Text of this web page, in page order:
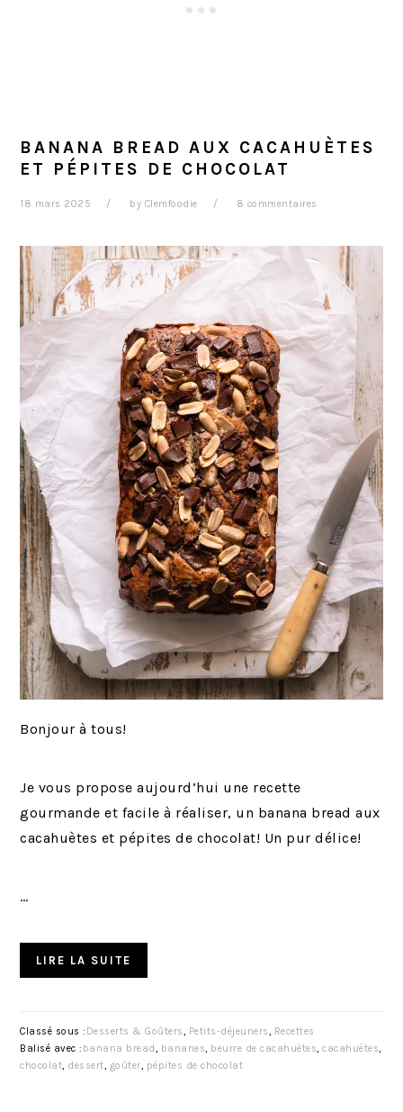
BANANA BREAD AUX CACAHUÈTES
ET PÉPITES DE CHOCOLAT
18 mars 2025 by Clemfoodie 8 commentaires
Bonjour à tous!
Je vous propose aujourd’hui une recette
gourmande et facile à réaliser, un banana bread aux
cacahuètes et pépites de chocolat! Un pur délice!
…
LIRE LA SUITE
Classé sous : Desserts & Goûters, Petits-déjeuners, Recettes
Balisé avec : banana bread, bananes, beurre de cacahuètes,cacahuètes,
chocolat, dessert, goûter, pépites de chocolat